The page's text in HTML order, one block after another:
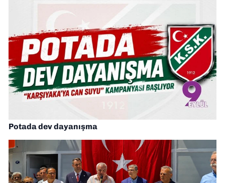
Potada dev dayanışma